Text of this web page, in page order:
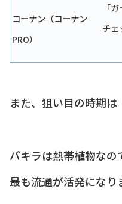
コーナン（コーナン
PRO）
「
チェ
また、狙い目の時期は
パキラは熱帯植物な
最も流通が活発になり